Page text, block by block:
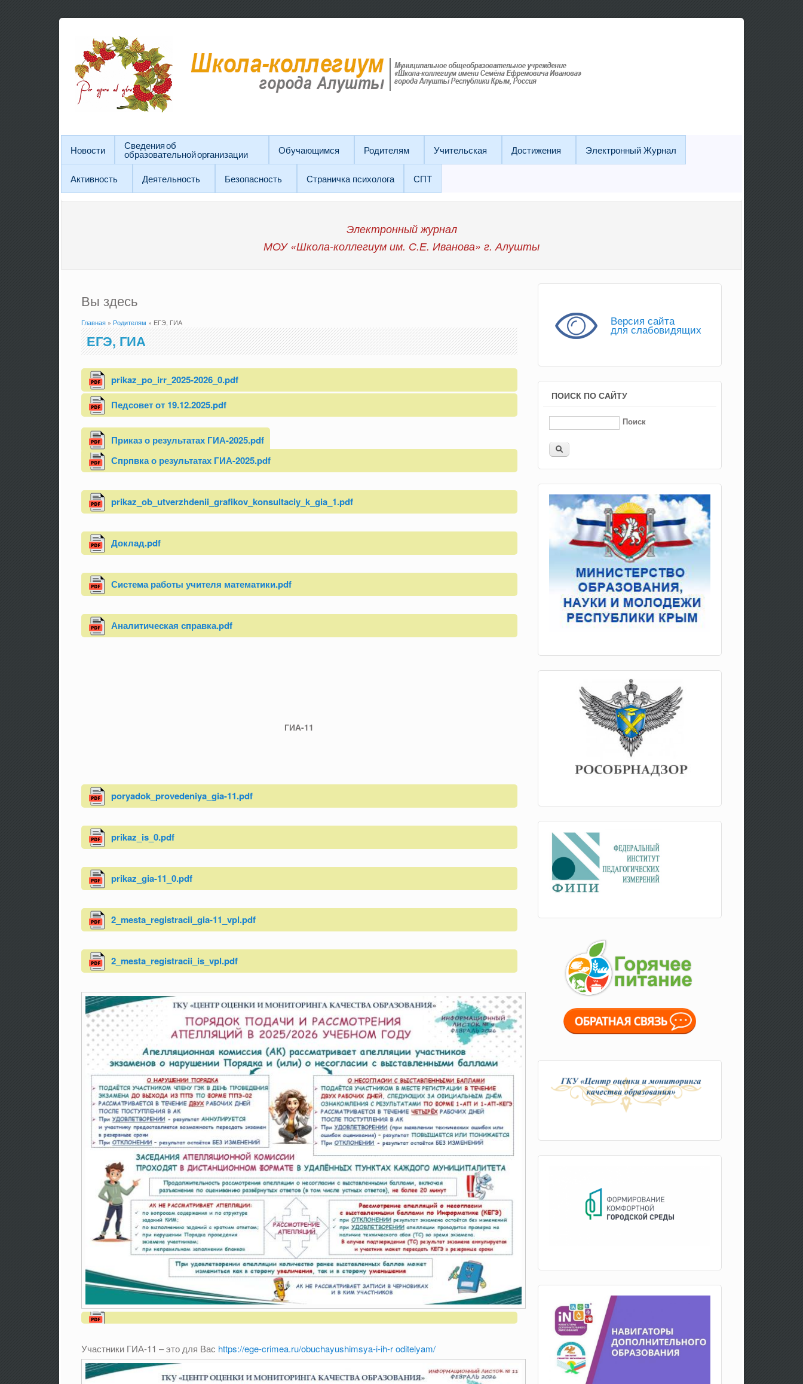
Новости Сведения об
образовательной организации Обучающимся Родителям Учительская Достижения Электронный Журнал
Активность Деятельность Безопасность Страничка психолога СПТ
Электронный журнал
МОУ «Школа-коллегиум им. С.Е. Иванова» г. Алушты
Вы здесь
Главная » Родителям » ЕГЭ, ГИА
ЕГЭ, ГИА
prikaz_po_irr_2025-2026_0.pdf
Педсовет от 19.12.2025.pdf
Приказ о результатах ГИА-2025.pdf
Спрпвка о результатах ГИА-2025.pdf
prikaz_ob_utverzhdenii_grafikov_konsultaciy_k_gia_1.pdf
Доклад.pdf
Система работы учителя математики.pdf
Аналитическая справка.pdf
ГИА-11
poryadok_provedeniya_gia-11.pdf
prikaz_is_0.pdf
prikaz_gia-11_0.pdf
2_mesta_registracii_gia-11_vpl.pdf
2_mesta_registracii_is_vpl.pdf
Участники ГИА-11 – это для Вас https://ege-crimea.ru/obuchayushimsya-i-ih-roditelyam/
Версия сайта
для слабовидящих
ПОИСК ПО САЙТУ
Поиск